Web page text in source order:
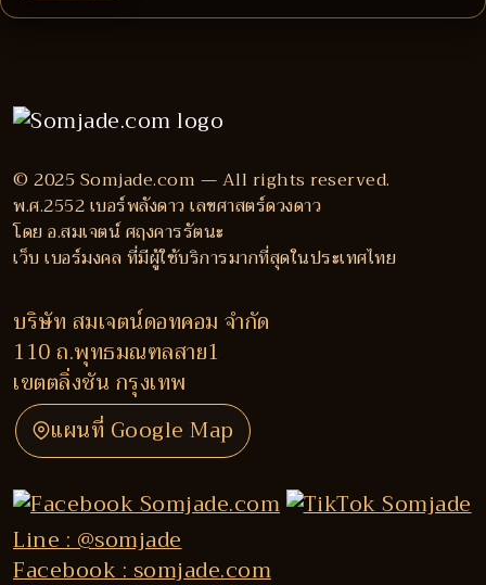
© 2025 Somjade.com — All rights reserved.
พ.ศ.2552 เบอร์พลังดาว เลขศาสตร์ดวงดาว
โดย อ.สมเจตน์ ศฤงคารรัตนะ
เว็บ เบอร์มงคล ที่มีผู้ใช้บริการมากที่สุดในประเทศไทย
บริษัท สมเจตน์ดอทคอม จำกัด
110 ถ.พุทธมณฑลสาย1
เขตตลิ่งชัน กรุงเทพ
แผนที่ Google Map
Line : @somjade
Facebook : somjade.com